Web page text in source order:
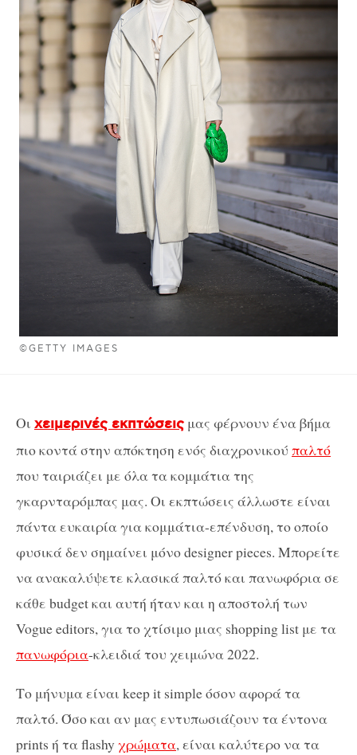
©GETTY IMAGES
Οι χειμερινές εκπτώσεις μας φέρνουν ένα βήμα
πιο κοντά στην απόκτηση ενός διαχρονικού παλτό
που ταιριάζει με όλα τα κομμάτια της
γκαρνταρόμπας μας. Οι εκπτώσεις άλλωστε είναι
πάντα ευκαιρία για κομμάτια-επένδυση, το οποίο
φυσικά δεν σημαίνει μόνο designer pieces. Μπορείτε
να ανακαλύψετε κλασικά παλτό και πανωφόρια σε
κάθε budget και αυτή ήταν και η αποστολή των
Vogue editors, για το χτίσιμο μιας shopping list με τα
πανωφόρια-κλειδιά του χειμώνα 2022.
Το μήνυμα είναι keep it simple όσον αφορά τα
παλτό. Όσο και αν μας εντυπωσιάζουν τα έντονα
prints ή τα flashy χρώματα, είναι καλύτερο να τα